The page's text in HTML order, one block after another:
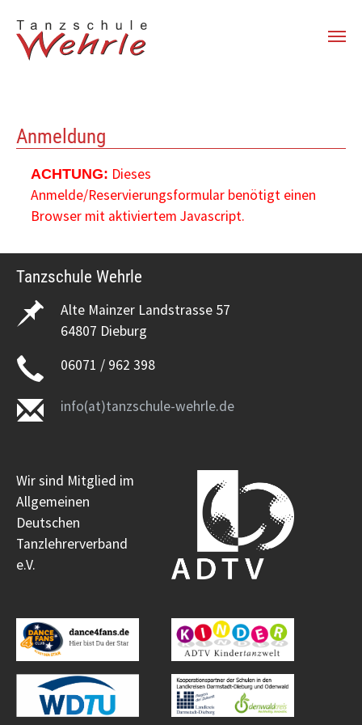
Anmeldung
ACHTUNG: Dieses
Anmelde/Reservierungsformular benötigt einen
Browser mit aktiviertem Javascript.
Tanzschule Wehrle
Alte Mainzer Landstrasse 57
64807 Dieburg
06071 / 962 398
info(at)tanzschule-wehrle.de
Wir sind Mitglied im
Allgemeinen
Deutschen
Tanzlehrerverband
e.V.